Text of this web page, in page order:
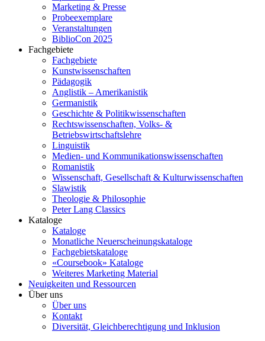
Marketing & Presse
Probeexemplare
Veranstaltungen
BiblioCon 2025
Fachgebiete
Fachgebiete
Kunstwissenschaften
Pädagogik
Anglistik – Amerikanistik
Germanistik
Geschichte & Politikwissenschaften
Rechtswissenschaften, Volks- &
Betriebswirtschaftslehre
Linguistik
Medien- und Kommunikationswissenschaften
Romanistik
Wissenschaft, Gesellschaft & Kulturwissenschaften
Slawistik
Theologie & Philosophie
Peter Lang Classics
Kataloge
Kataloge
Monatliche Neuerscheinungskataloge
Fachgebietskataloge
«Coursebook» Kataloge
Weiteres Marketing Material
Neuigkeiten und Ressourcen
Über uns
Über uns
Kontakt
Diversität, Gleichberechtigung und Inklusion